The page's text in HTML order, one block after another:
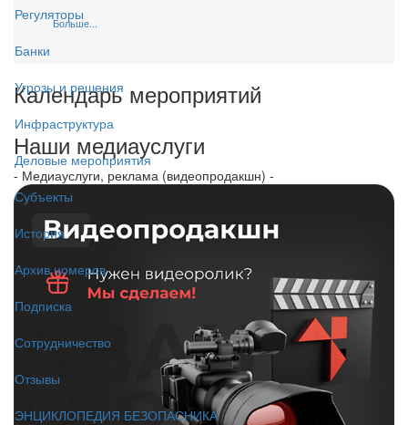
Регуляторы
Банки
Угрозы и решения
Инфраструктура
Деловые мероприятия
Субъекты
История
Архив номеров
Подписка
Сотрудничество
Отзывы
ЭНЦИКЛОПЕДИЯ БЕЗОПАСНИКА
Больше...
Календарь мероприятий
Наши медиауслуги
- Медиауслуги, реклама (видеопродакшн) -